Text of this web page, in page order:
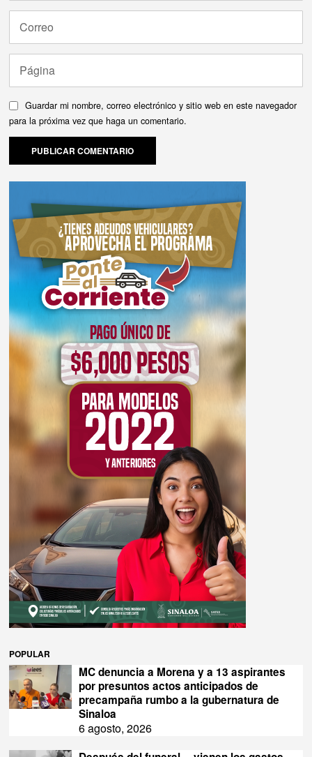
Guardar mi nombre, correo electrónico y sitio web en este navegador
para la próxima vez que haga un comentario.
POPULAR
MC denuncia a Morena y a 13 aspirantes
por presuntos actos anticipados de
precampaña rumbo a la gubernatura de
Sinaloa
6 agosto, 2026